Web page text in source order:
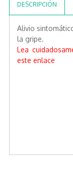
DESCRIPCIÓN
Alivio
la gripe.
Lea
este enlace